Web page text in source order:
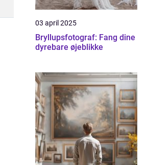
03 april 2025
Bryllupsfotograf: Fang dine
dyrebare øjeblikke